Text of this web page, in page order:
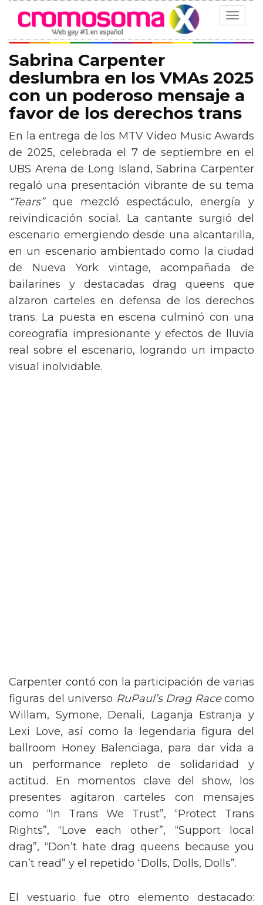
Toggle
Sabrina Carpenter
deslumbra en los VMAs 2025
con un poderoso mensaje a
favor de los derechos trans
En la entrega de los MTV Video Music Awards
de 2025, celebrada el 7 de septiembre en el
UBS Arena de Long Island, Sabrina Carpenter
regaló una presentación vibrante de su tema
“Tears”que mezcló espectáculo, energía y
reivindicación social. La cantante surgió del
escenario emergiendo desde una alcantarilla,
en un escenario ambientado como la ciudad
de Nueva York vintage, acompañada de
bailarines y destacadas drag queens que
alzaron carteles en defensa de los derechos
trans. La puesta en escena culminó con una
coreografía impresionante y efectos de lluvia
real sobre el escenario, logrando un impacto
visual inolvidable.
Carpenter contó con la participación de varias
figuras del universo RuPaul’s Drag Racecomo
Willam, Symone, Denali, Laganja Estranja y
Lexi Love, así como la legendaria figura del
ballroom Honey Balenciaga, para dar vida a
un performance repleto de solidaridad y
actitud. En momentos clave del show, los
presentes agitaron carteles con mensajes
como “In Trans We Trust”, “Protect Trans
Rights”, “Love each other”, “Support local
drag”, “Don’t hate drag queens because you
can’t read” y el repetido “Dolls, Dolls, Dolls”.
El vestuario fue otro elemento destacado: